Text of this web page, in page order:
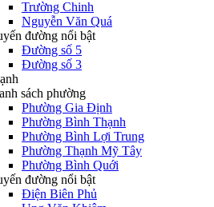
Trường Chinh
Nguyễn Văn Quá
đường nổi bật
Đường số 5
Đường số 3
sách phường
Phường Gia Định
Phường Bình Thạnh
Phường Bình Lợi Trung
Phường Thạnh Mỹ Tây
Phường Bình Quới
đường nổi bật
Điện Biên Phủ